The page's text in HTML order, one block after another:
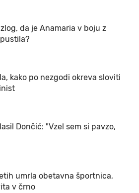
da je Anamaria v boju z
kako po nezgodi okreva sloviti
Dončić: "Vzel sem si pavzo,
umrla obetavna športnica,
v črno